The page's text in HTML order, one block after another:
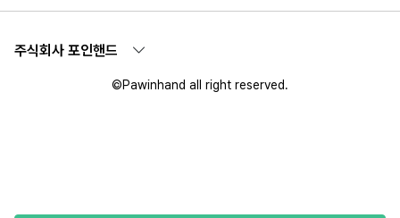
주식회사 포인핸드
©Pawinhand all right reserved.